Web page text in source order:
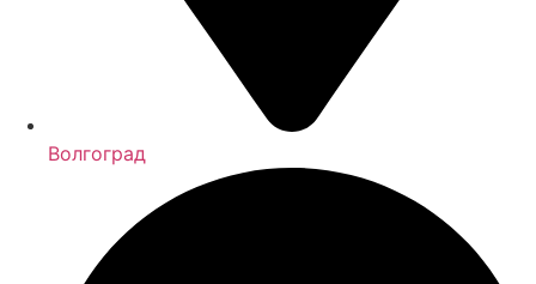
Волгоград